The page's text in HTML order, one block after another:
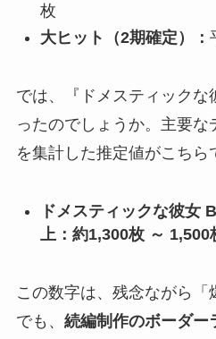
枚
大ヒット（2期確定）：
では、『ドメスティックな
ったのでしょうか。主要な
を集計した推定値がこちら
ドメスティックな彼女
上：約1,300枚 ～ 1,500
この数字は、残念ながら「
でも、 続編制作のボーダー